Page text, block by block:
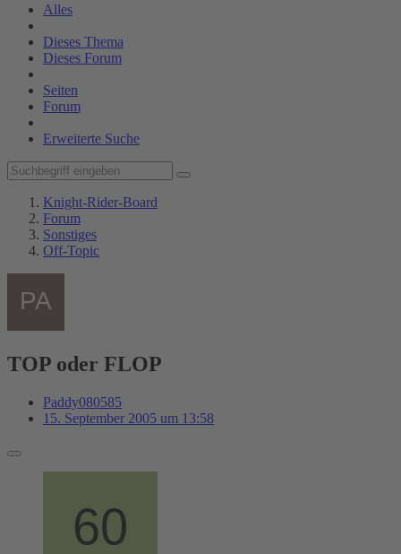
Alles
Dieses Thema
Dieses Forum
Seiten
Forum
Erweiterte Suche
Knight-Rider-Board
Forum
Sonstiges
Off-Topic
TOP oder FLOP
Paddy080585
15. September 2005 um 13:58